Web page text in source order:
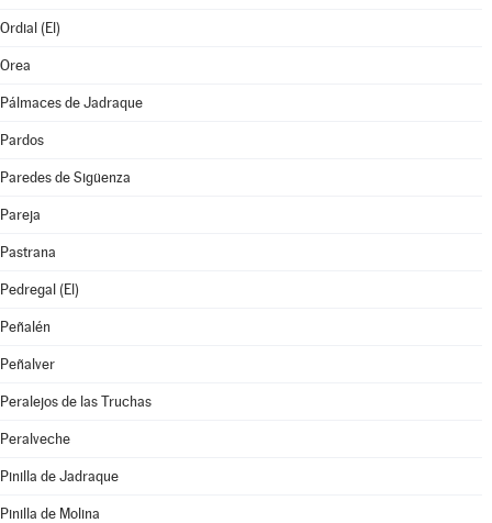
Ordial (El)
Orea
Pálmaces de Jadraque
Pardos
Paredes de Sigüenza
Pareja
Pastrana
Pedregal (El)
Peñalén
Peñalver
Peralejos de las Truchas
Peralveche
Pinilla de Jadraque
Pinilla de Molina